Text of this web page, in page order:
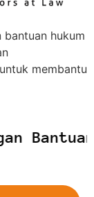
bantuan hukum
membantu